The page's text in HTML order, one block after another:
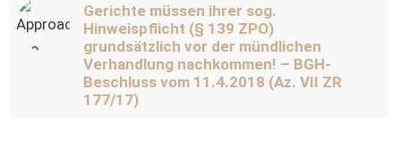
Gerichte müssen ihrer sog.
Hinweispflicht (§ 139 ZPO)
grundsätzlich vor der mündlichen
Verhandlung nachkommen! – BGH-
Beschluss vom 11.4.2018 (Az. VII ZR
177/17)